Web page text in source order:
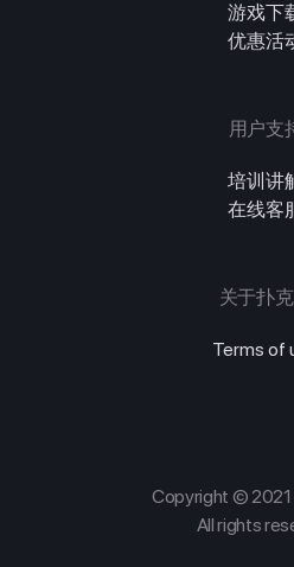
游戏下
优惠活
用户支
培训讲
在线客
关于扑
Terms of
Copyright © 2021
All rights